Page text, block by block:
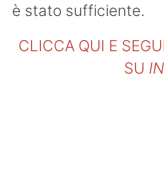
è stato sufficiente.
CLICCA QUI E SEGUI
SU